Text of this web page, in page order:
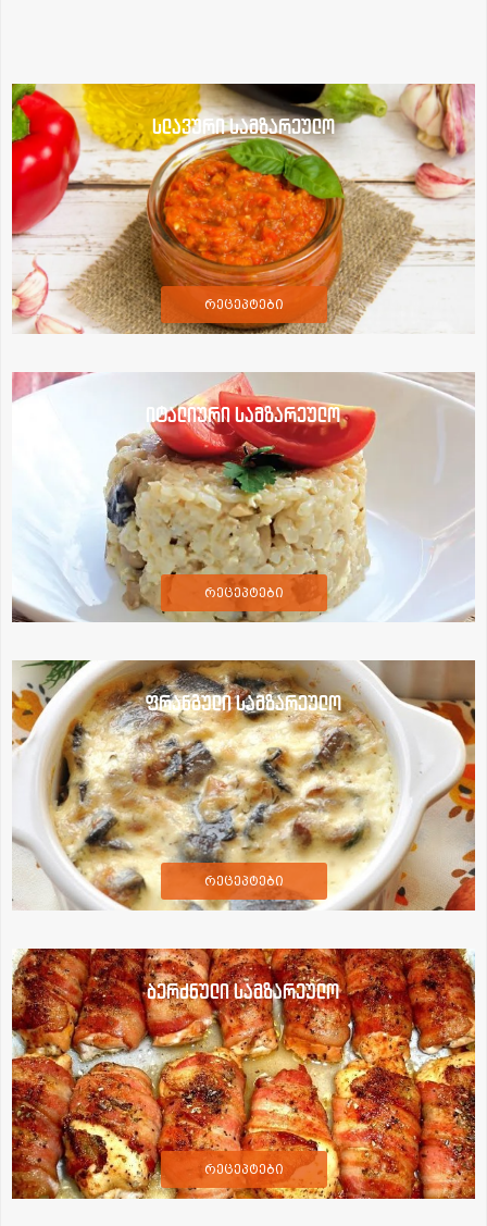
სლავური სამზარეულო
რეცეპტები
იტალიური სამზარეულო
რეცეპტები
ფრანგული სამზარეულო
რეცეპტები
ბერძნული სამზარეულო
რეცეპტები